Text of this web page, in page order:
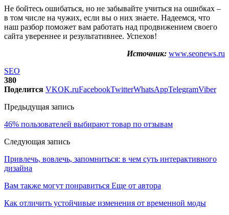
Не бойтесь ошибаться, но не забывайте учиться на ошибках –
в том числе на чужих, если вы о них знаете. Надеемся, что
наш разбор поможет вам работать над продвижением своего
сайта увереннее и результативнее. Успехов!
Источник: www.seonews.ru
SEO
380
Поделится VKOK.ruFacebookTwitterWhatsAppTelegramViber
Предыдущая запись
46% пользователей выбирают товар по отзывам
Следующая запись
Привлечь, вовлечь, запомниться: в чем суть интерактивного
дизайна
Вам также могут понравиться Еще от автора
Как отличить устойчивые изменения от временной моды